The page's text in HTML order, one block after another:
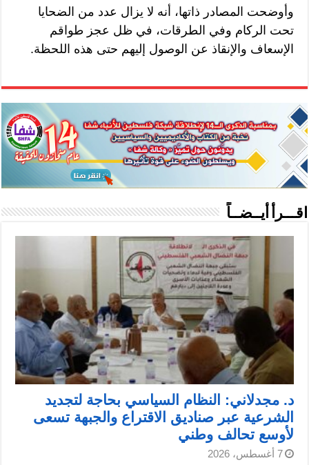
وأوضحت المصادر ذاتها، أنه لا يزال عدد من الضحايا
تحت الركام وفي الطرقات، في ظل عجز طواقم
الإسعاف والإنقاذ عن الوصول إليهم حتى هذه اللحظة.
اقـــرأ أيــضــاً
د. مجدلاني: النظام السياسي بحاجة لتجديد
الشرعية عبر صناديق الاقتراع والجبهة تسعى
لأوسع تحالف وطني
7 أغسطس، 2026